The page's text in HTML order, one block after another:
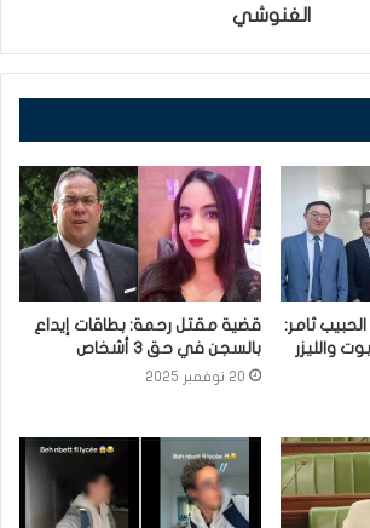
الغنوشي
ثامر:
والليزر
قضية مقتل رحمة: بطاقات إيداع
بالسجن في حق 3 أشخاص
20 نوفمبر 2025